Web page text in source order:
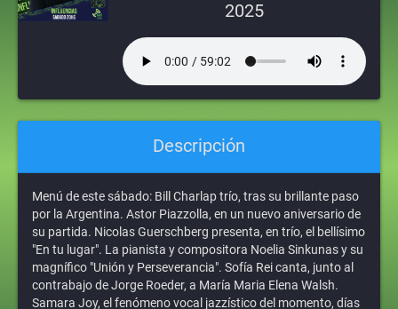
2025
Descripción
Menú de este sábado: Bill Charlap trío, tras su brillante paso
por la Argentina. Astor Piazzolla, en un nuevo aniversario de
su partida. Nicolas Guerschberg presenta, en trío, el bellísimo
"En tu lugar". La pianista y compositora Noelia Sinkunas y su
magnífico "Unión y Perseverancia". Sofía Rei canta, junto al
contrabajo de Jorge Roeder, a María Maria Elena Walsh.
Samara Joy, el fenómeno vocal jazzístico del momento, días